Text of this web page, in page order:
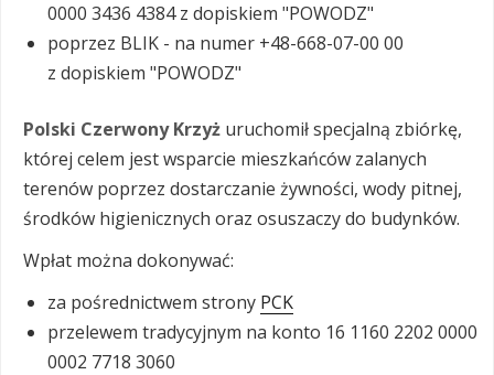
0000 3436 4384 z dopiskiem "POWODZ"
poprzez BLIK - na numer +48-668-07-00 00
z dopiskiem "POWODZ"
Polski Czerwony Krzyż uruchomił specjalną zbiórkę,
której celem jest wsparcie mieszkańców zalanych
terenów poprzez dostarczanie żywności, wody pitnej,
środków higienicznych oraz osuszaczy do budynków.
Wpłat można dokonywać:
za pośrednictwem strony PCK
przelewem tradycyjnym na konto 16 1160 2202 0000
0002 7718 3060